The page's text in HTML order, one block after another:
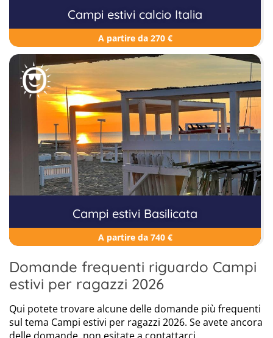
Campi estivi calcio Italia
A partire da 270 €
Campi estivi Basilicata
A partire da 740 €
Domande frequenti riguardo Campi
estivi per ragazzi 2026
Qui potete trovare alcune delle domande più frequenti
sul tema Campi estivi per ragazzi 2026. Se avete ancora